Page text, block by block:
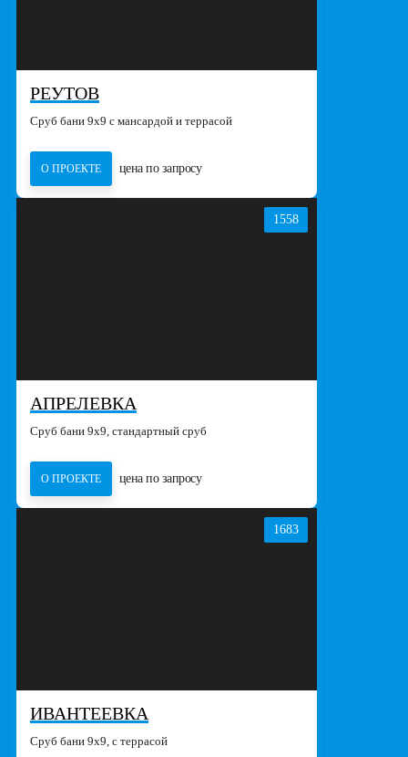
РЕУТОВ
Сруб бани 9х9 с мансардой и террасой
О ПРОЕКТЕ цена по запросу
1558
АПРЕЛЕВКА
Сруб бани 9х9, стандартный сруб
О ПРОЕКТЕ цена по запросу
1683
ИВАНТЕЕВКА
Сруб бани 9х9, с террасой